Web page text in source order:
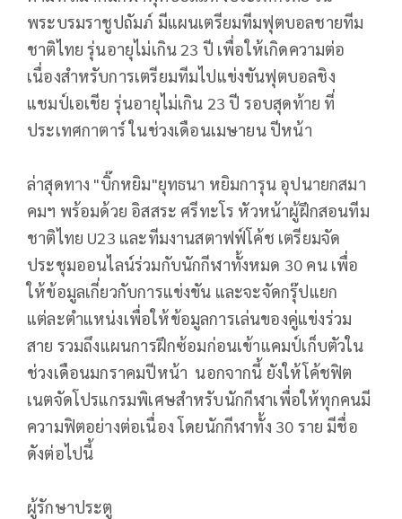
พระบรมราชูปถัมภ์ มีแผนเตรียมทีมฟุตบอลชายทีม
ชาติไทย รุ่นอายุไม่เกิน 23 ปี เพื่อให้เกิดความต่อ
เนื่องสำหรับการเตรียมทีมไปแข่งขันฟุตบอลชิง
แชมป์เอเชีย รุ่นอายุไม่เกิน 23 ปี รอบสุดท้าย ที่
ประเทศกาตาร์ ในช่วงเดือนเมษายน ปีหน้า
ล่าสุดทาง "บิ๊กหยิม"ยุทธนา หยิมการุน อุปนายกสมา
คมฯ พร้อมด้วย อิสสระ ศรีทะโร หัวหน้าผู้ฝึกสอนทีม
ชาติไทย U23 และทีมงานสตาฟฟ์โค้ช เตรียมจัด
ประชุมออนไลน์ร่วมกับนักกีฬาทั้งหมด 30 คน เพื่อ
ให้ข้อมูลเกี่ยวกับการแข่งขัน และจะจัดกรุ๊ปแยก
แต่ละตำแหน่งเพื่อให้ข้อมูลการเล่นของคู่แข่งร่วม
สาย รวมถึงแผนการฝึกซ้อมก่อนเข้าแคมป์เก็บตัวใน
ช่วงเดือนมกราคมปีหน้า นอกจากนี้ ยังให้โค้ชฟิต
เนตจัดโปรแกรมพิเศษสำหรับนักกีฬาเพื่อให้ทุกคนมี
ความฟิตอย่างต่อเนื่อง โดยนักกีฬาทั้ง 30 ราย มีชื่อ
ดังต่อไปนี้
ผู้รักษาประตู